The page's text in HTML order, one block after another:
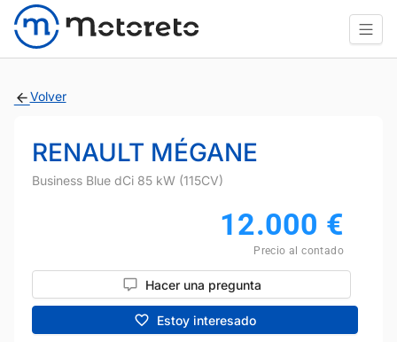
Volver
RENAULT MÉGANE
Business Blue dCi 85 kW (115CV)
12.000 €
Precio al contado
Hacer una pregunta
Estoy interesado